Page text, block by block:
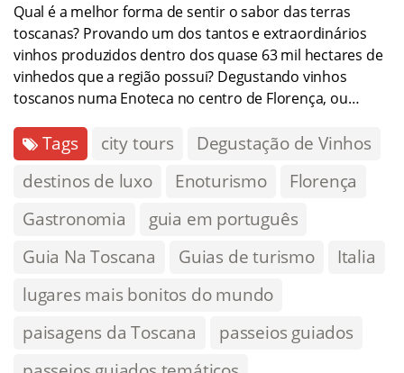
Qual é a melhor forma de sentir o sabor das terras
toscanas? Provando um dos tantos e extraordinários
vinhos produzidos dentro dos quase 63 mil hectares de
vinhedos que a região possui? Degustando vinhos
toscanos numa Enoteca no centro de Florença, ou…
Tags city tours
Degustação de Vinhos
destinos de luxo
Enoturismo
Florença
Gastronomia
guia em português
Guia Na Toscana
Guias de turismo
Italia
lugares mais bonitos do mundo
paisagens da Toscana
passeios guiados